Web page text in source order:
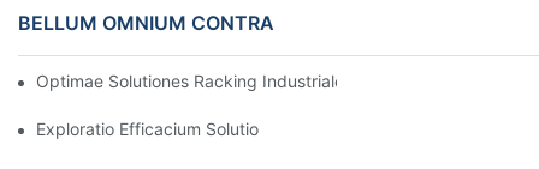
BELLUM OMNIUM CONTRA
Optimae Solutiones Racking Industriales Ad Efficacem
Exploratio Efficacium Solutionum Repositoriarum Pro Omni